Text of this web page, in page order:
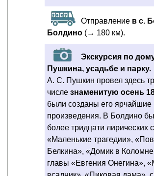
Отправление в с.
Болдино (→ 180 км).
Экскурсия по
Пушкина, усадьбе и парку.
А. С. Пушкин провел здесь
числе знаменитую осень
были созданы его ярчайшие
произведения. В Болдино
более тридцати лирических
«Маленькие трагедии»,
Белкина», «Домик в
главы «Евгения Онегина»,